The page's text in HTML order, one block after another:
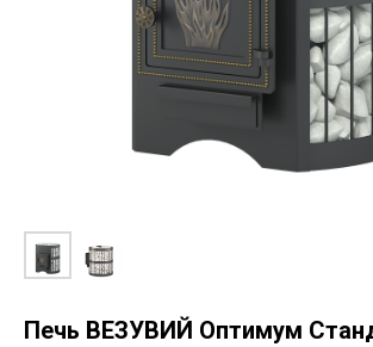
Печь ВЕЗУВИЙ Оптимум